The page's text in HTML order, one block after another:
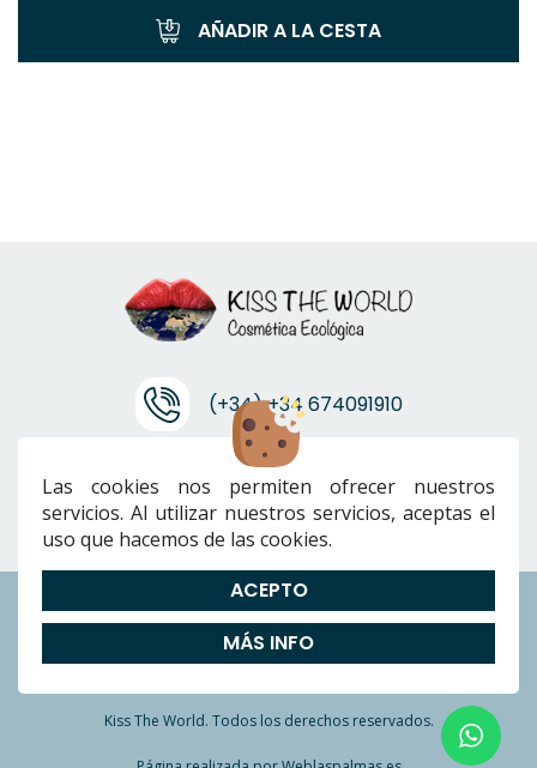
AÑADIR A LA CESTA
(+34) +34 674091910
info@ktwcanarias.com
Envíos|Devoluciones|Preguntas Frecuentes|Cookies|Aviso
Política de Privacidad|Términos y condiciones
Kiss The World. Todos los derechos reservados.
Las cookies nos permiten ofrecer nuestros
servicios. Al utilizar nuestros servicios, aceptas el
uso que hacemos de las cookies.
ACEPTO
MÁS INFO